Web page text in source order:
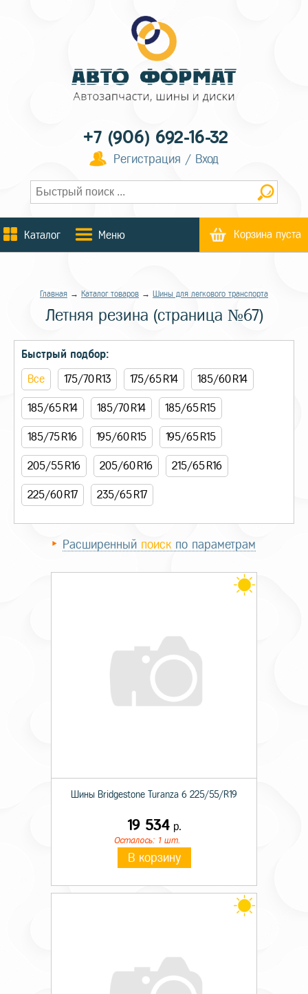
+7 (906) 692-16-32
Регистрация / Вход
Каталог Меню Корзина пуста
Главная → Каталог товаров → Шины для легкового транспорта
Летняя резина (страница №67)
Быстрый подбор:
Все 175/70 R13 175/65 R14 185/60 R14
185/65 R14 185/70 R14 185/65 R15
185/75 R16 195/60 R15 195/65 R15
205/55 R16 205/60 R16 215/65 R16
225/60 R17 235/65 R17
Расширенный поиск по параметрам
Шины Bridgestone Turanza 6 225/55/R19
19 534р.
Осталось: 1 шт.
В корзину